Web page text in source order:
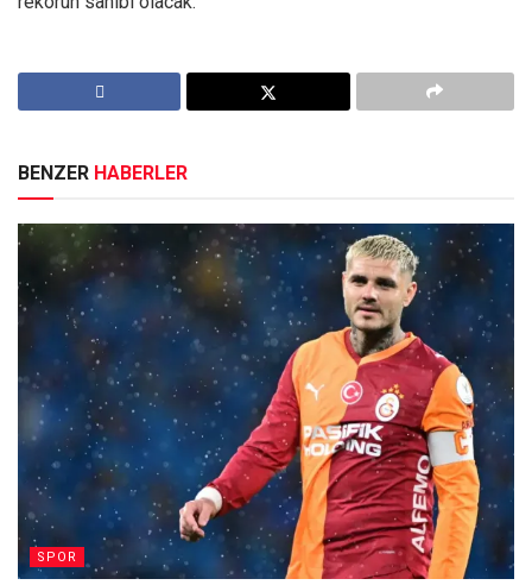
BENZER HABERLER
SPOR